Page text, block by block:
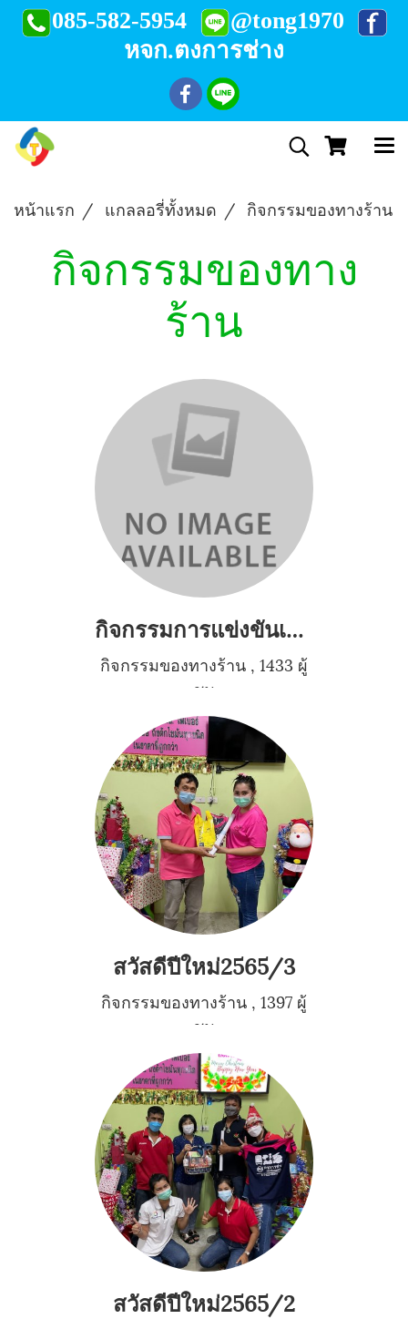
085-582-5954
@tong1970
หจก.ตงการช่าง
หน้าแรก แกลลอรี่ทั้งหมด กิจกรรมของทางร้าน
กิจกรรมของทาง
ร้าน
กิจกรรมการแข่งขันเซปักตะกร้อศรีทุ่งทองคัพครั้งที่4
กิจกรรมของทางร้าน , 1433 ผู้
ชม
สวัสดีปีใหม่2565/3
กิจกรรมของทางร้าน , 1397 ผู้
ชม
สวัสดีปีใหม่2565/2